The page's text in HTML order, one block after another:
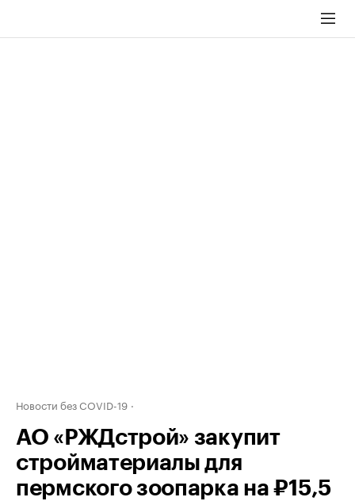
Новости без COVID-19
АО «РЖДстрой» закупит
стройматериалы для
пермского зоопарка на ₽15,5